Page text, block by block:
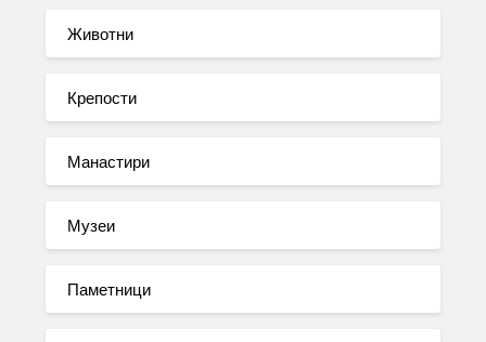
Животни
Крепости
Манастири
Музеи
Паметници